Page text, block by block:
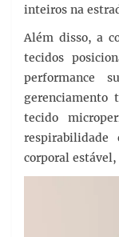
inteiros na
Além disso, a
tecidos
performance
gerenciamento
tecido
corporal